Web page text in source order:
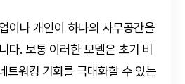
이나 개인이 하나의 사무공간을
다. 보통 이러한 모델은 초기 비
트워킹 기회를 극대화할 수 있는